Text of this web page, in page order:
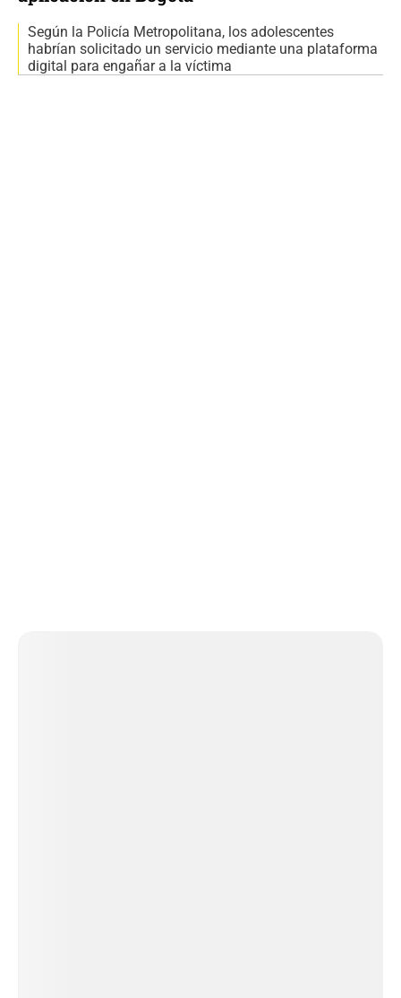
Según la Policía Metropolitana, los adolescentes
habrían solicitado un servicio mediante una plataforma
digital para engañar a la víctima